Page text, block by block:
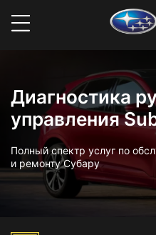
Диагностика
управления
Полный спектр услуг по
и ремонту Субару